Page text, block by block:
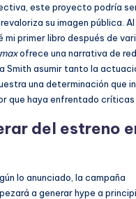
este proyecto podría
su imagen pública. Al
mi primer libro después de
ofrece una narrativa de
Smith asumir tanto la
una determinación que
que haya enfrentado críticas
del estreno
lo anunciado, la campaña
a generar hype a